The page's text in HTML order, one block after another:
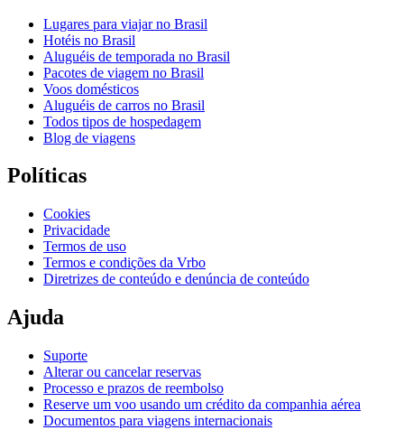
Lugares para viajar no Brasil
Hotéis no Brasil
Aluguéis de temporada no Brasil
Pacotes de viagem no Brasil
Voos domésticos
Aluguéis de carros no Brasil
Todos tipos de hospedagem
Blog de viagens
Políticas
Cookies
Privacidade
Termos de uso
Termos e condições da Vrbo
Diretrizes de conteúdo e denúncia de conteúdo
Ajuda
Suporte
Alterar ou cancelar reservas
Processo e prazos de reembolso
Reserve um voo usando um crédito da companhia aérea
Documentos para viagens internacionais